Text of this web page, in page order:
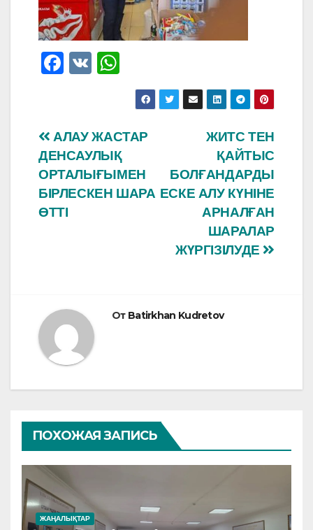
F
e
b
o
o
k
V
at
s
A
p
p
Навигация
по
записям
ЖИТС ТЕН
ҚАЙТЫС
БОЛҒАНДАРДЫ
ЕСКЕ АЛУ КҮНІНЕ
АРНАЛҒАН
ШАРАЛАР
ЖҮРГІЗІЛУДЕ
АЛАУ ЖАСТАР
ДЕНСАУЛЫҚ
ОРТАЛЫҒЫМЕН
БІРЛЕСКЕН ШАРА
ӨТТІ
От Batirkhan Kudretov
ПОХОЖАЯ ЗАПИСЬ
ЖАҢАЛЫҚТАР